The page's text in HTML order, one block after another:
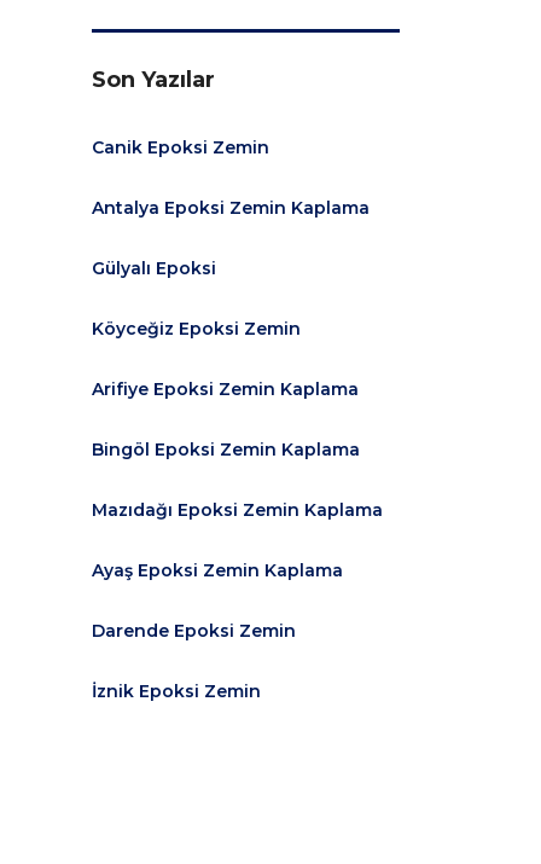
Son Yazılar
Canik Epoksi Zemin
Antalya Epoksi Zemin Kaplama
Gülyalı Epoksi
Köyceğiz Epoksi Zemin
Arifiye Epoksi Zemin Kaplama
Bingöl Epoksi Zemin Kaplama
Mazıdağı Epoksi Zemin Kaplama
Ayaş Epoksi Zemin Kaplama
Darende Epoksi Zemin
İznik Epoksi Zemin